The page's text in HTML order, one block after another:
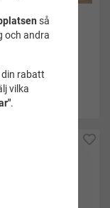
barn blå/röd -
så
och andra
rabatt
vilka
.